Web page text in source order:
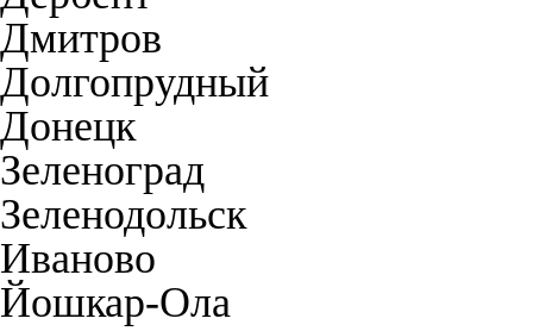
Дмитров
Долгопрудный
Донецк
Зеленоград
Зеленодольск
Иваново
Йошкар-Ола